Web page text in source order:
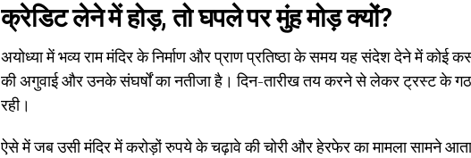
क्रेडिट लेने में होड़, तो घपले पर मुंह मोड़ क्यों?
अयोध्या में भव्य राम मंदिर के निर्माण और प्राण प्रतिष्ठा के समय यह संदेश देने में कोई
की अगुवाई और उनके संघर्षों का नतीजा है। दिन-तारीख तय करने से लेकर ट्रस्ट के
रही।
ऐसे में जब उसी मंदिर में करोड़ों रुपये के चढ़ावे की चोरी और हेरफेर का मामला सामने आता